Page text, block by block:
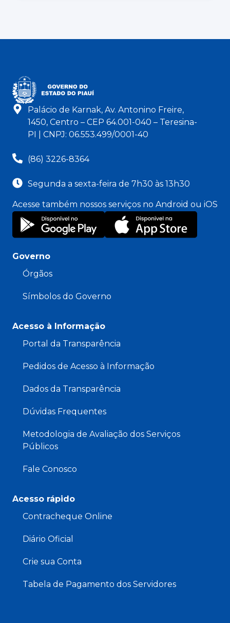
Palácio de Karnak, Av. Antonino Freire,
1450, Centro – CEP 64.001-040 – Teresina-
PI | CNPJ: 06.553.499/0001-40
(86) 3226-8364
Segunda a sexta-feira de 7h30 às 13h30
Acesse também nossos serviços no Android ou iOS
Governo
Órgãos
Símbolos do Governo
Acesso à Informação
Portal da Transparência
Pedidos de Acesso à Informação
Dados da Transparência
Dúvidas Frequentes
Metodologia de Avaliação dos Serviços
Públicos
Fale Conosco
Acesso rápido
Contracheque Online
Diário Oficial
Crie sua Conta
Tabela de Pagamento dos Servidores